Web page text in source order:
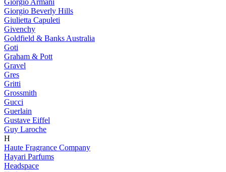
Giorgio Armani
Giorgio Beverly Hills
Giulietta Capuleti
Givenchy
Goldfield & Banks Australia
Goti
Graham & Pott
Gravel
Gres
Gritti
Grossmith
Gucci
Guerlain
Gustave Eiffel
Guy Laroche
H
Haute Fragrance Company
Hayari Parfums
Headspace